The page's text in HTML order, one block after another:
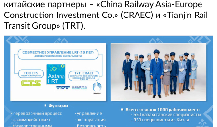
китайские партнеры – «China Railway Asia-Europe
Construction Investment Co.» (CRAEC) и «Tianjin Rail
Transit Group» (TRT).